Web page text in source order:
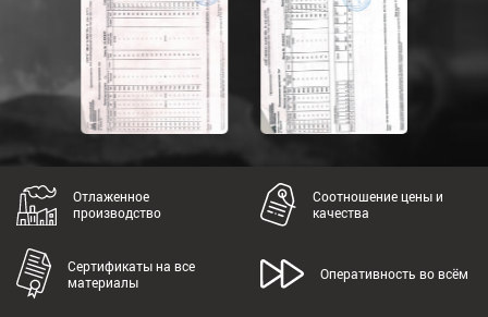
Отлаженное
производство
Соотношение цены и
качества
Сертификаты на все
материалы
Оперативность во всём